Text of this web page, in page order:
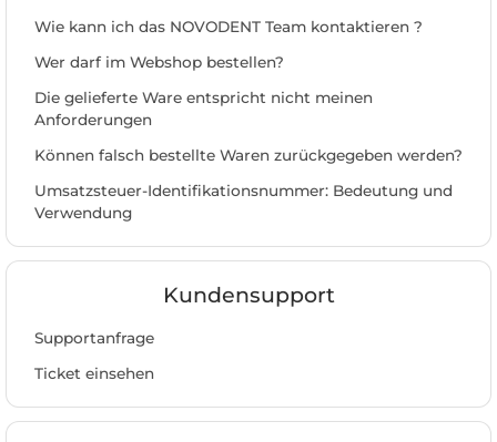
Wie kann ich das NOVODENT Team kontaktieren ?
Wer darf im Webshop bestellen?
Die gelieferte Ware entspricht nicht meinen
Anforderungen
Können falsch bestellte Waren zurückgegeben werden?
Umsatzsteuer-Identifikationsnummer: Bedeutung und
Verwendung
Kundensupport
Supportanfrage
Ticket einsehen